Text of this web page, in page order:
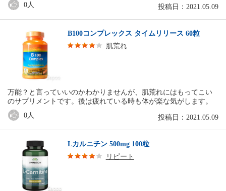
投稿日：2021.05.09
0 人
B100コンプレックス タイムリリース 60粒
肌荒れ
万能？と言っていいのかわかりませんが、肌荒れにはもってこい
のサプリメントです。後は疲れている時も体が楽な気がします。
投稿日：2021.05.09
0 人
Lカルニチン 500mg 100粒
リピート